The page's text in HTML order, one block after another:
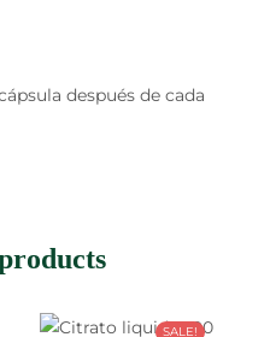
después de cada
SALE!